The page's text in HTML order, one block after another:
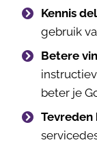
Kennis
gebruik
Betere
beter je
Tevreden